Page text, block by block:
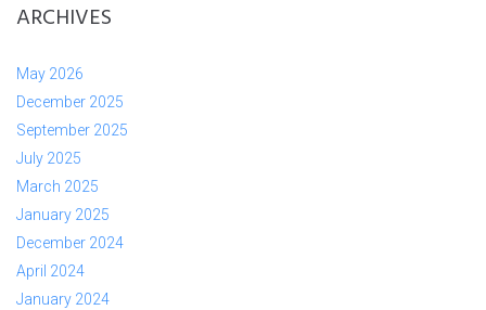
ARCHIVES
May 2026
December 2025
September 2025
July 2025
March 2025
January 2025
December 2024
April 2024
January 2024